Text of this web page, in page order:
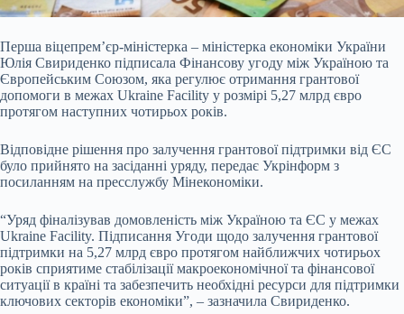
Перша віцепрем’єр-міністерка – міністерка економіки України
Юлія Свириденко підписала Фінансову угоду між Україною та
Європейським Союзом, яка регулює отримання грантової
допомоги в межах Ukraine Facility у розмірі 5,27 млрд євро
протягом наступних чотирьох років.
Відповідне рішення про залучення грантової підтримки від ЄС
було прийнято на засіданні уряду, передає Укрінформ з
посиланням на пресслужбу Мінекономіки.
“Уряд фіналізував домовленість між Україною та ЄС у межах
Ukraine Facility. Підписання Угоди щодо залучення грантової
підтримки на 5,27 млрд євро протягом найближчих чотирьох
років сприятиме стабілізації макроекономічної та фінансової
ситуації в країні та забезпечить необхідні ресурси для підтримки
ключових секторів економіки”, – зазначила Свириденко.